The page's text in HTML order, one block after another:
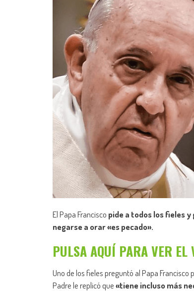
El Papa Francisco pide a todos los fieles
negarse a orar «es pecado».
PULSA AQUÍ PARA VER EL
Uno de los fieles preguntó al Papa
Padre le replicó que«tiene incluso más